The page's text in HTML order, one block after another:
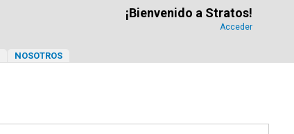
¡Bienvenido a Stratos!
Acceder
NOSOTROS